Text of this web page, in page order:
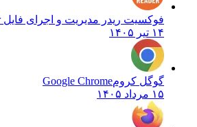
فوکسیت ریدر مدیریت و اجرای فایل PDF
۱۴ تیر ۱۴۰۵
گوگل کرومGoogle Chrome
۱۵ مرداد ۱۴۰۵